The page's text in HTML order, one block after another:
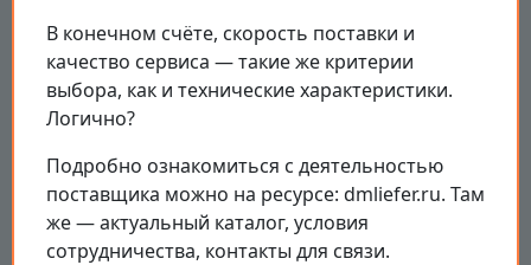
В конечном счёте, скорость поставки и
качество сервиса — такие же критерии
выбора, как и технические характеристики.
Логично?
Подробно ознакомиться с деятельностью
поставщика можно на ресурсе: dmliefer.ru. Там
же — актуальный каталог, условия
сотрудничества, контакты для связи.